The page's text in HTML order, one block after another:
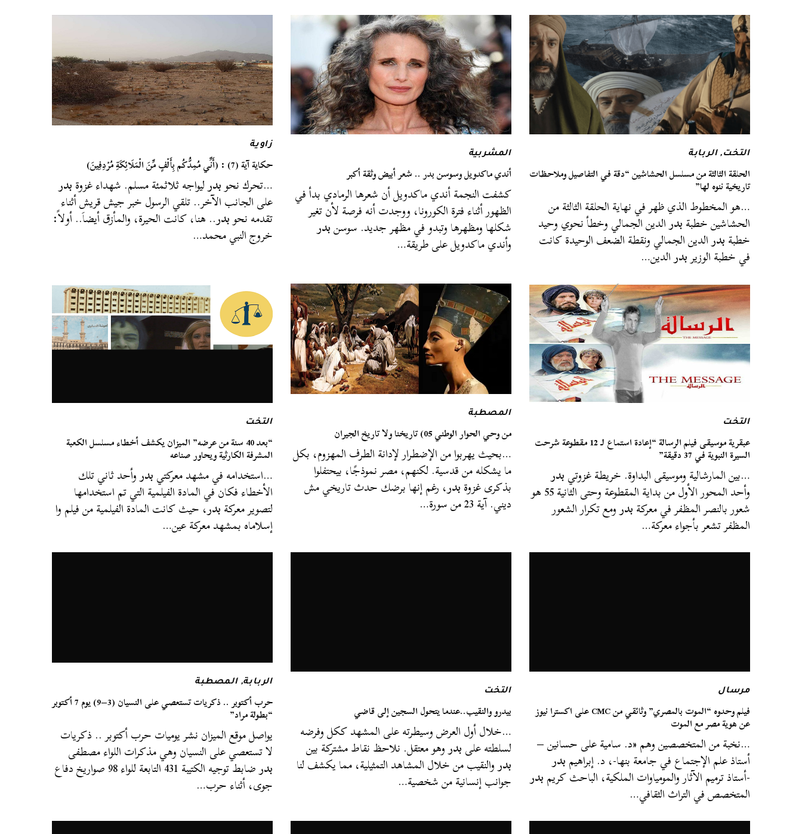
التخت,الربابة
الحلقة الثالثة من مسلسل الحشاشين “دقة في التفاصيل وملاحظات
تاريخية ننوه لها”
…هو المخطوط الذي ظهر في نهاية الحلقة الثالثة من
الحشاشين خطبةبدرالدين الجمالي وخطأ نحوي وحيد
خطبةبدرالدين الجمالي ونقطة الضعف الوحيدة كانت
في خطبة الوزيربدرالدين…
المشربية
أندي ماكدويل وسوسن بدر .. شعر أبيض وثقة أكبر
كشفت النجمة أندي ماكدويل أن شعرها الرمادي بدأ في
الظهور أثناء فترة الكورونا، ووجدت أنه فرصة لأن تغير
شكلها ومظهرها وتبدو في مظهر جديد. سوسنبدر
وأندي ماكدويل على طريقة…
زاوية
حكاية آية (7) : (أَنِّي مُمِدُّكُم بِأَلْفٍ مِّنَ الْمَلَائِكَةِ مُرْدِفِينَ)
…تحرك نحوبدرليواجه ثلاثمئة مسلم. شهداء غزوةبدر
على الجانب الآخر.. تلقي الرسول خبر جيش قريش أثناء
تقدمه نحوبدر.. هنا، كانت الحيرة، والمأزق أيضاَ.. أولاً:
خروج النبي محمد…
التخت
عبقرية موسيقى فيلم الرسالة “إعادة استماع لـ 12 مقطوعة شرحت
السيرة النبوية في 37 دقيقة”
…بين المارشالية وموسيقى البداوة. خريطة غزوتيبدر
وأحد المحور الأول من بداية المقطوعة وحتى الثانية 55 هو
شعور بالنصر المظفر في معركةبدرومع تكرار الشعور
المظفر تشعر بأجواء معركة…
المصطبة
من وحي الحوار الوطني 05) تاريخنا ولا تاريخ الجيران
…بحيث يهربوا من الإضطرار لإدانة الطرف المهزوم، بكل
ما يشكله من قدسية. لكنهم، مصر نموذجًا، بيحتفلوا
بذكرى غزوةبدر، رغم إنها برضك حدث تاريخي مش
ديني. آية 23 من سورة…
التخت
“بعد 40 سنة من عرضه” الميزان يكشف أخطاء مسلسل الكعبة
المشرفة الكارثية ويحاور صناعه
…استخدامه في مشهد معركتيبدروأحد ثاني تلك
الأخطاء فكان في المادة الفيلمية التي تم استخدامها
لتصوير معركةبدر، حيث كانت المادة الفيلمية من فيلم وا
إسلاماه بمشهد معركة عين…
مرسال
فيلم وحدوه “الموت بالمصري” وثائقي من CMC على اكسترا نيوز
عن هوية مصر مع الموت
…نخبة من المتخصصين وهم «د. سامية على حسانين –
أستاذ علم الإجتماع في جامعة بنها-، د. إبراهيمبدر
-أستاذ ترميم الآثار والمومياوات الملكية، الباحث كريمبدر
المتخصص في التراث الثقافي…
التخت
بيدرو والنقيب..عندما يتحول السجين إلى قاضي
…خلال أول العرض وسيطرته على المشهد ككل وفرضه
لسلطته علىبدروهو معتقل. نلاحظ نقاط مشتركة بين
بدروالنقيب من خلال المشاهد التمثيلية، مما يكشف لنا
جوانب إنسانية من شخصية…
الربابة,المصطبة
حرب أكتوبر .. ذكريات تستعصي على النسيان (3–9) يوم 7 أكتوبر
“بطولة مراد”
يواصل موقع الميزان نشر يوميات حرب أكتوبر .. ذكريات
لا تستعصي على النسيان وهي مذكرات اللواء مصطفى
بدر ضابط توجيه الكتيبة 431 التابعة للواء 98 صواريخ دفاع
جوى، أثناء حرب…